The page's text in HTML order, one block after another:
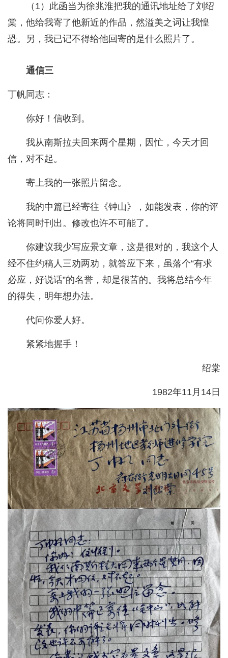
（1）此函当为徐兆淮把我的通讯地址给了刘绍
棠，他给我寄了他新近的作品，然溢美之词让我惶
恐。另，我已记不得给他回寄的是什么照片了。
通信三
丁帆同志：
你好！信收到。
我从南斯拉夫回来两个星期，因忙，今天才回
信，对不起。
寄上我的一张照片留念。
我的中篇已经寄往《钟山》，如能发表，你的评
论将同时刊出。修改也许不可能了。
你建议我少写应景文章，这是很对的，我这个人
经不住约稿人三劝两劝，就答应下来，虽落个“有求
必应，好说话”的名誉，却是很苦的。我将总结今年
的得失，明年想办法。
代问你爱人好。
紧紧地握手！
绍棠
1982年11月14日